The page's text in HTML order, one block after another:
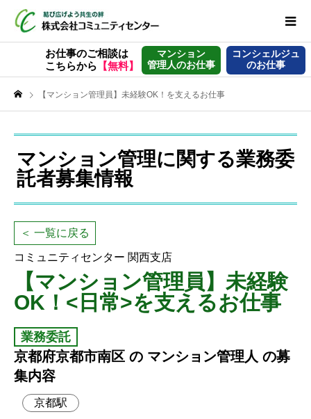
お仕事のご相談は
こちらから 【無料】
マンション
管理人のお仕事
コンシェルジュ
のお仕事
【マンション管理員】未経験OK！を支えるお仕事
マンション管理に関する業務委
託者募集情報
＜ 一覧に戻る
コミュニティセンター 関西支店
【マンション管理員】未経験
OK！<日常>を支えるお仕事
業務委託
京都府京都市南区 の マンション管理人 の募
集内容
京都駅